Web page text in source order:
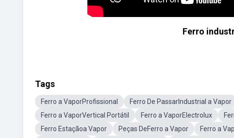
Ferro
Tags
Ferro a VaporProfissional Ferro De PassarIndustrial a Vapor
Ferro a VaporVertical Portátil
Ferro a VaporElectrolux
Ferro Estaçãoa Vapor
Peças DeFerro a Vapor Ferro a